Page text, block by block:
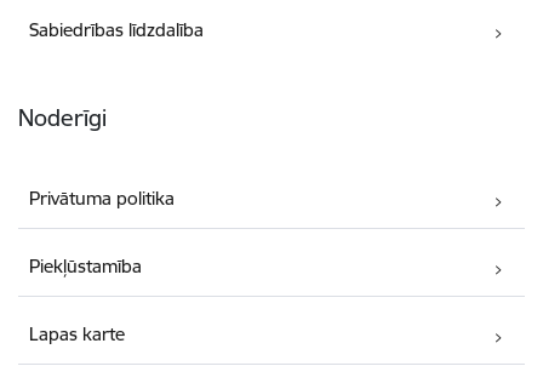
Sabiedrības līdzdalība
Noderīgi
Privātuma politika
Piekļūstamība
Lapas karte